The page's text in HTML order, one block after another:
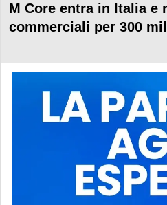
M Core entra in Italia e
commerciali per 300